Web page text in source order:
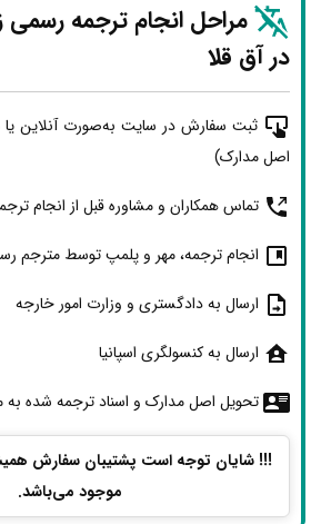
مراحل انجام ترجمه رسمی
در آق قلا
ثبت سفارش در سایت به‌صورت آنلاین یا
اصل مدارک)
تماس همکاران و مشاوره قبل از انجام
انجام ترجمه، مهر و پلمپ توسط مترجم
ارسال به دادگستری و وزارت امور خارجه
ارسال به کنسولگری اسپانیا
تحویل اصل مدارک و اسناد ترجمه شده
!!! شایان توجه است پشتیبان سفارش
موجود می‌باشد.